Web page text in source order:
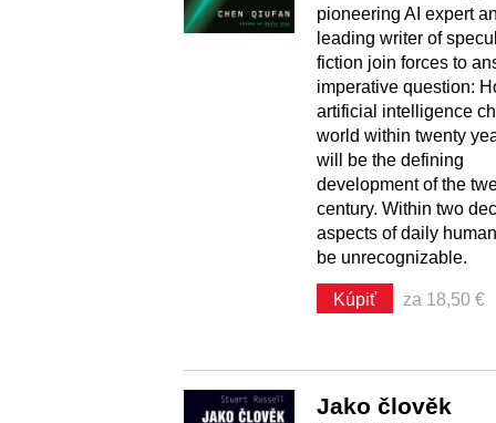
pioneering AI expert
leading writer of
fiction join forces to
imperative question:
artificial intelligence
world within twenty
will be the defining
development of the
century. Within two
aspects of daily
be unrecognizable.
Kúpiť za 18,50 €
Jako člověk